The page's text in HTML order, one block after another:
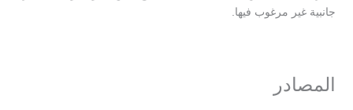
جانبية غير مرغوب فيها.
المصادر